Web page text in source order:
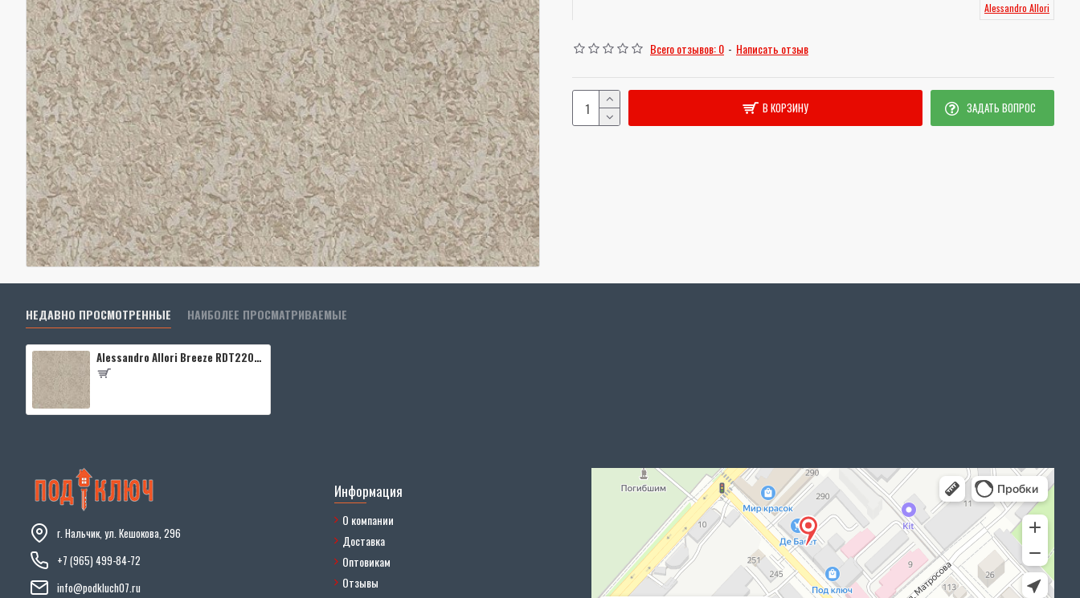
Alessandro Allori
Всего отзывов: 0 - Написать отзыв
В КОРЗИНУ ЗАДАТЬ ВОПРОС
НЕДАВНО ПРОСМОТРЕННЫЕ НАИБОЛЕЕ ПРОСМАТРИВАЕМЫЕ
Alessandro Allori Breeze RDT2204-4
г. Нальчик, ул. Кешокова, 296
+7 (965) 499-84-72
info@podkluch07.ru
Информация
О компании
Доставка
Оптовикам
Отзывы